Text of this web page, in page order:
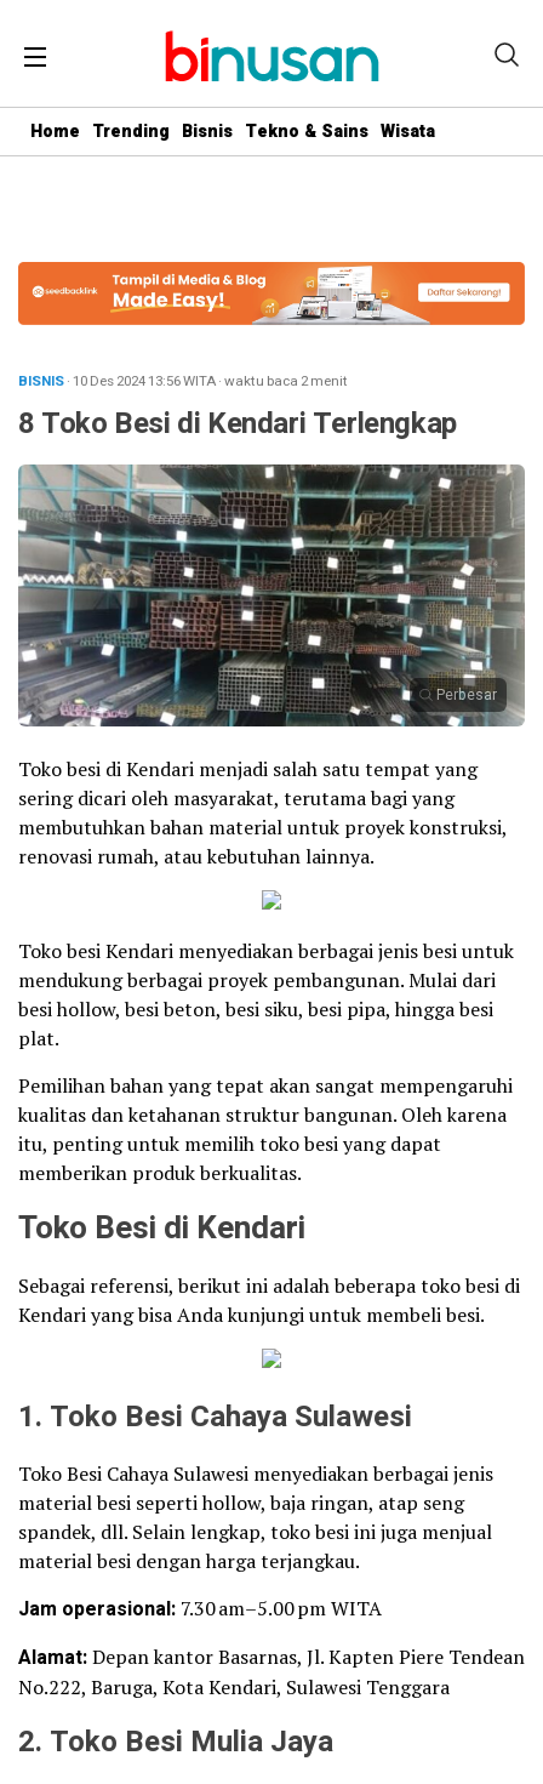
center} #geserkiri, #geserkanan { display: none } .totalpembaca {
display: none }
Home Trending Bisnis Tekno & Sains Wisata
BISNIS· 10 Des 202413:56WITA·waktu baca 2 menit
8 Toko Besi di Kendari Terlengkap
Perbesar
Toko besi di Kendari menjadi salah satu tempat yang
sering dicari oleh masyarakat, terutama bagi yang
membutuhkan bahan material untuk proyek konstruksi,
renovasi rumah, atau kebutuhan lainnya.
Toko besi Kendari menyediakan berbagai jenis besi untuk
mendukung berbagai proyek pembangunan. Mulai dari
besi hollow, besi beton, besi siku, besi pipa, hingga besi
plat.
Pemilihan bahan yang tepat akan sangat mempengaruhi
kualitas dan ketahanan struktur bangunan. Oleh karena
itu, penting untuk memilih toko besi yang dapat
memberikan produk berkualitas.
Toko Besi di Kendari
Sebagai referensi, berikut ini adalah beberapa toko besi di
Kendari yang bisa Anda kunjungi untuk membeli besi.
1. Toko Besi Cahaya Sulawesi
Toko Besi Cahaya Sulawesi menyediakan berbagai jenis
material besi seperti hollow, baja ringan, atap seng
spandek, dll. Selain lengkap, toko besi ini juga menjual
material besi dengan harga terjangkau.
Jam operasional: 7.30 am–5.00 pm WITA
Alamat:Depan kantor Basarnas, Jl. Kapten Piere Tendean
No.222, Baruga, Kota Kendari, Sulawesi Tenggara
2. Toko Besi Mulia Jaya